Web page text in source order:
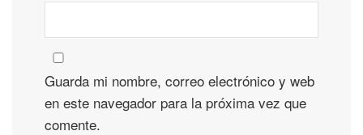
Guarda mi nombre, correo electrónico y web
en este navegador para la próxima vez que
comente.